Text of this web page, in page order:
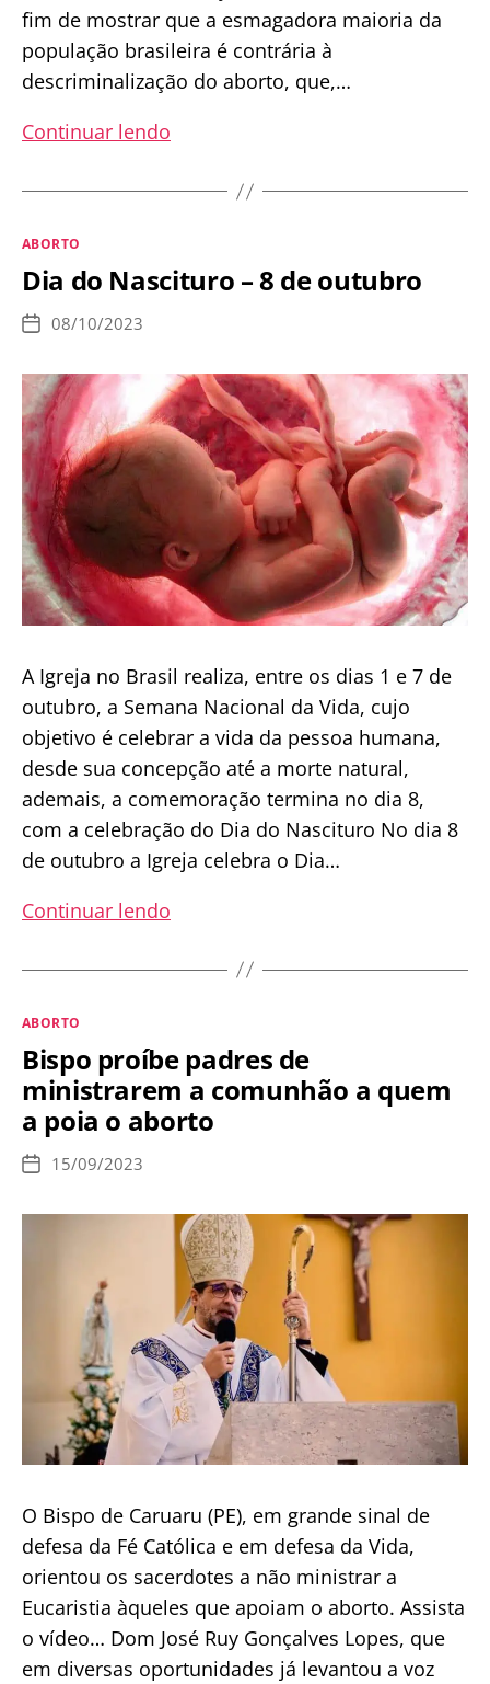
fim de mostrar que a esmagadora maioria da
população brasileira é contrária à
descriminalização do aborto, que,…
Continuar lendo
para
pela
Categorias
ABORTO
Dia do Nascituro – 8 de outubro
Data
publicação
08/10/2023
A Igreja no Brasil realiza, entre os dias 1 e 7 de
outubro, a Semana Nacional da Vida, cujo
objetivo é celebrar a vida da pessoa humana,
desde sua concepção até a morte natural,
ademais, a comemoração termina no dia 8,
com a celebração do Dia do Nascituro No dia 8
de outubro a Igreja celebra o Dia…
Continuar lendo
Nascituro
de
outubro
Categorias
ABORTO
Bispo proíbe padres de
ministrarem a comunhão a quem
a poia o aborto
Data
publicação
15/09/2023
O Bispo de Caruaru (PE), em grande sinal de
defesa da Fé Católica e em defesa da Vida,
orientou os sacerdotes a não ministrar a
Eucaristia àqueles que apoiam o aborto. Assista
o vídeo… Dom José Ruy Gonçalves Lopes, que
em diversas oportunidades já levantou a voz